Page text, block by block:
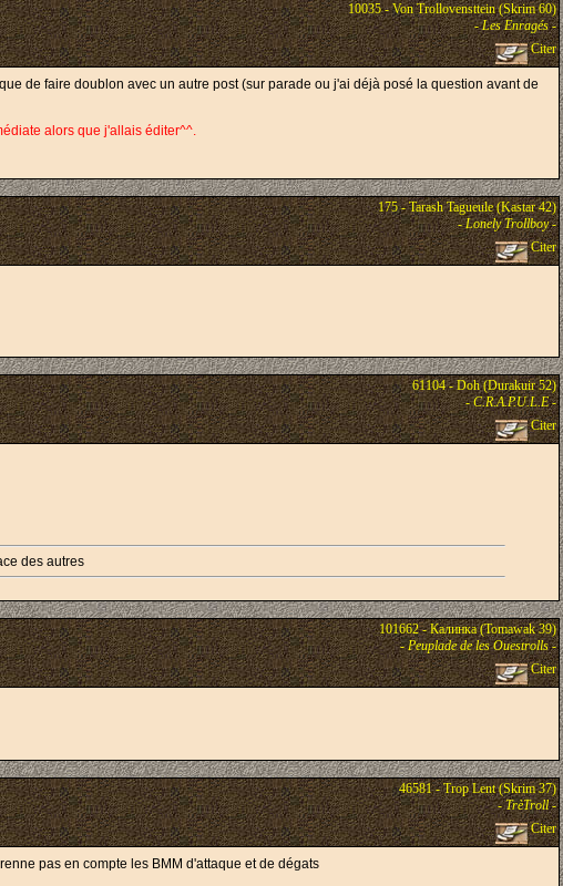
10035 - Von Trollovensttein (Skrim 60)
-Les Enragés-
Citer
de faire doublon avec un autre post (sur parade ou j'ai déjà posé la question avant de
alors que j'allais éditer^^.
175 - Tarash Tagueule (Kastar 42)
-Lonely Trollboy-
Citer
61104 - Doh (Durakuir 52)
-C.R.A.P.U.L.E-
Citer
des autres
101662 - Калинка (Tomawak 39)
-Peuplade de les Ouestrolls-
Citer
46581 - Trop Lent (Skrim 37)
-TrèTroll-
Citer
pas en compte les BMM d'attaque et de dégats